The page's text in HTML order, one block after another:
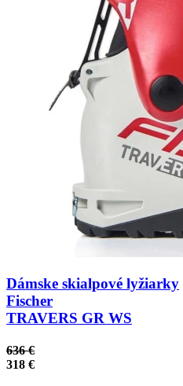
Dámske skialpové lyžiarky
Fischer
TRAVERS GR WS
636 €
318 €